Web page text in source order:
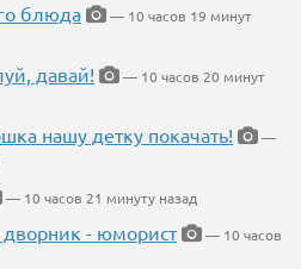
блюда
— 10 часов 19 минут
давай!
— 10 часов 20 минут
нашу детку покачать!
—
— 10 часов 21 минуту назад
дворник - юморист
— 10 часов